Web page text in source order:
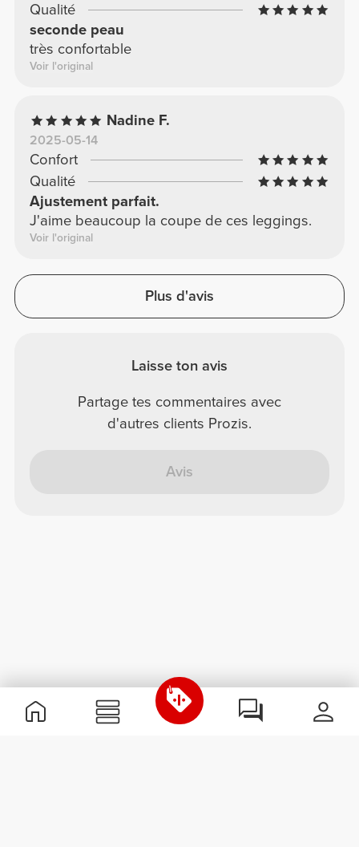
Qualité
seconde peau
très confortable
Voir l'original
Nadine F.
2025-05-14
Confort
Qualité
Ajustement parfait.
J'aime beaucoup la coupe de ces leggings.
Voir l'original
Plus d'avis
Laisse ton avis
Partage tes commentaires avec
d'autres clients Prozis.
Avis